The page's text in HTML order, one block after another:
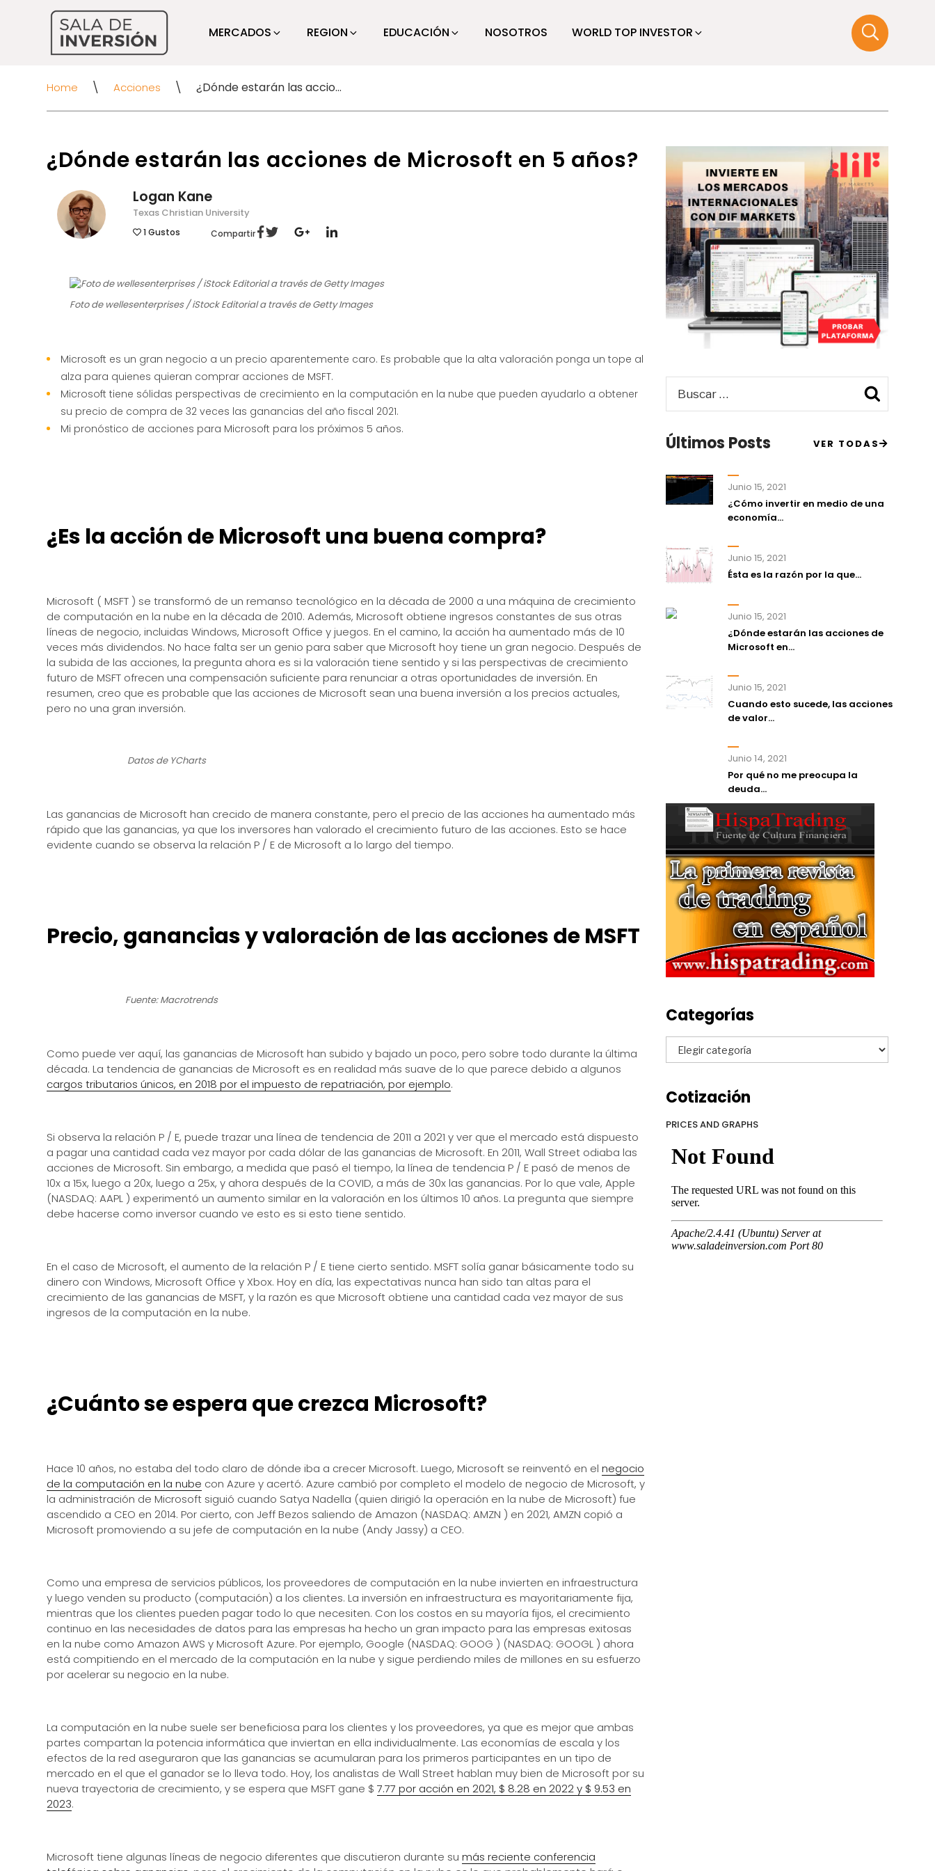
MERCADOS REGION EDUCACIÓN NOSOTROS WORLD TOP INVESTOR
Home \ Acciones \ ¿Dónde estarán las acciones de Microsoft en 5 años?
¿Dónde estarán las acciones de Microsoft en 5 años?
Logan Kane
Texas Christian University
1Gustos Compartir
Foto de wellesenterprises / iStock Editorial a través de Getty Images
Microsoft es un gran negocio a un precio aparentemente caro. Es probable que la alta valoración ponga un tope al
alza para quienes quieran comprar acciones de MSFT.
Microsoft tiene sólidas perspectivas de crecimiento en la computación en la nube que pueden ayudarlo a obtener
su precio de compra de 32 veces las ganancias del año fiscal 2021.
Mi pronóstico de acciones para Microsoft para los próximos 5 años.
¿Es la acción de Microsoft una buena compra?
Microsoft ( MSFT ) se transformó de un remanso tecnológico en la década de 2000 a una máquina de crecimiento
de computación en la nube en la década de 2010. Además, Microsoft obtiene ingresos constantes de sus otras
líneas de negocio, incluidas Windows, Microsoft Office y juegos. En el camino, la acción ha aumentado más de 10
veces más dividendos. No hace falta ser un genio para saber que Microsoft hoy tiene un gran negocio. Después de
la subida de las acciones, la pregunta ahora es si la valoración tiene sentido y si las perspectivas de crecimiento
futuro de MSFT ofrecen una compensación suficiente para renunciar a otras oportunidades de inversión. En
resumen, creo que es probable que las acciones de Microsoft sean una buena inversión a los precios actuales,
pero no una gran inversión.
Datos de YCharts
Las ganancias de Microsoft han crecido de manera constante, pero el precio de las acciones ha aumentado más
rápido que las ganancias, ya que los inversores han valorado el crecimiento futuro de las acciones. Esto se hace
evidente cuando se observa la relación P / E de Microsoft a lo largo del tiempo.
Precio, ganancias y valoración de las acciones de MSFT
Fuente: Macrotrends
Como puede ver aquí, las ganancias de Microsoft han subido y bajado un poco, pero sobre todo durante la última
década. La tendencia de ganancias de Microsoft es en realidad más suave de lo que parece debido a algunos
cargos tributarios únicos, en 2018 por el impuesto de repatriación, por ejemplo.
Si observa la relación P / E, puede trazar una línea de tendencia de 2011 a 2021 y ver que el mercado está dispuesto
a pagar una cantidad cada vez mayor por cada dólar de las ganancias de Microsoft. En 2011, Wall Street odiaba las
acciones de Microsoft. Sin embargo, a medida que pasó el tiempo, la línea de tendencia P / E pasó de menos de
10x a 15x, luego a 20x, luego a 25x, y ahora después de la COVID, a más de 30x las ganancias. Por lo que vale, Apple
(NASDAQ: AAPL ) experimentó un aumento similar en la valoración en los últimos 10 años. La pregunta que siempre
debe hacerse como inversor cuando ve esto es si esto tiene sentido.
En el caso de Microsoft, el aumento de la relación P / E tiene cierto sentido. MSFT solía ganar básicamente todo su
dinero con Windows, Microsoft Office y Xbox. Hoy en día, las expectativas nunca han sido tan altas para el
crecimiento de las ganancias de MSFT, y la razón es que Microsoft obtiene una cantidad cada vez mayor de sus
ingresos de la computación en la nube.
¿Cuánto se espera que crezca Microsoft?
Hace 10 años, no estaba del todo claro de dónde iba a crecer Microsoft. Luego, Microsoft se reinventó en el negocio
de la computación en la nube con Azure y acertó. Azure cambió por completo el modelo de negocio de Microsoft, y
la administración de Microsoft siguió cuando Satya Nadella (quien dirigió la operación en la nube de Microsoft) fue
ascendido a CEO en 2014. Por cierto, con Jeff Bezos saliendo de Amazon (NASDAQ: AMZN ) en 2021, AMZN copió a
Microsoft promoviendo a su jefe de computación en la nube (Andy Jassy) a CEO.
Como una empresa de servicios públicos, los proveedores de computación en la nube invierten en infraestructura
y luego venden su producto (computación) a los clientes. La inversión en infraestructura es mayoritariamente fija,
mientras que los clientes pueden pagar todo lo que necesiten. Con los costos en su mayoría fijos, el crecimiento
continuo en las necesidades de datos para las empresas ha hecho un gran impacto para las empresas exitosas
en la nube como Amazon AWS y Microsoft Azure. Por ejemplo, Google (NASDAQ: GOOG ) (NASDAQ: GOOGL ) ahora
está compitiendo en el mercado de la computación en la nube y sigue perdiendo miles de millones en su esfuerzo
por acelerar su negocio en la nube.
La computación en la nube suele ser beneficiosa para los clientes y los proveedores, ya que es mejor que ambas
partes compartan la potencia informática que inviertan en ella individualmente. Las economías de escala y los
efectos de la red aseguraron que las ganancias se acumularan para los primeros participantes en un tipo de
mercado en el que el ganador se lo lleva todo. Hoy, los analistas de Wall Street hablan muy bien de Microsoft por su
nueva trayectoria de crecimiento, y se espera que MSFT gane $ 7.77 por acción en 2021, $ 8.28 en 2022 y $ 9.53 en
2023.
Microsoft tiene algunas líneas de negocio diferentes que discutieron durante su más reciente conferencia
por:
Últimos Posts VER TODAS
Junio 15, 2021
¿Cómo invertir en medio de una
economía...
Junio 15, 2021
Ésta es la razón por la que...
Junio 15, 2021
¿Dónde estarán las acciones de
Microsoft en...
Junio 15, 2021
Cuando esto sucede, las acciones
de valor...
Junio 14, 2021
Por qué no me preocupa la
deuda...
Categorías
Categorías
Cotización
PRICES AND GRAPHS